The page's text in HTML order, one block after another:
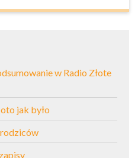
w Radio Złote
jak było